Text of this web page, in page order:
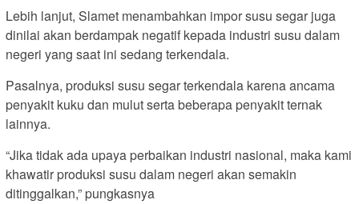
Lebih lanjut, Slamet menambahkan impor susu segar juga
dinilai akan berdampak negatif kepada industri susu dalam
negeri yang saat ini sedang terkendala.
Pasalnya, produksi susu segar terkendala karena ancama
penyakit kuku dan mulut serta beberapa penyakit ternak
lainnya.
“Jika tidak ada upaya perbaikan industri nasional, maka kami
khawatir produksi susu dalam negeri akan semakin
ditinggalkan,” pungkasnya